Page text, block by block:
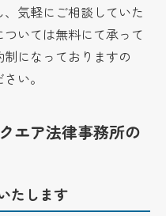
気軽にご相談していた
いては無料にて承って
になっておりますの
い。
エア法律事務所の
たします